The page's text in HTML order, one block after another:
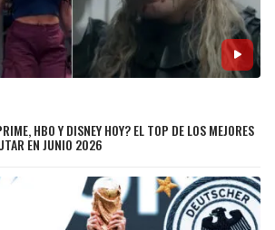
HBO Y DISNEY HOY? EL TOP DE LOS MEJORES
EN JUNIO 2026